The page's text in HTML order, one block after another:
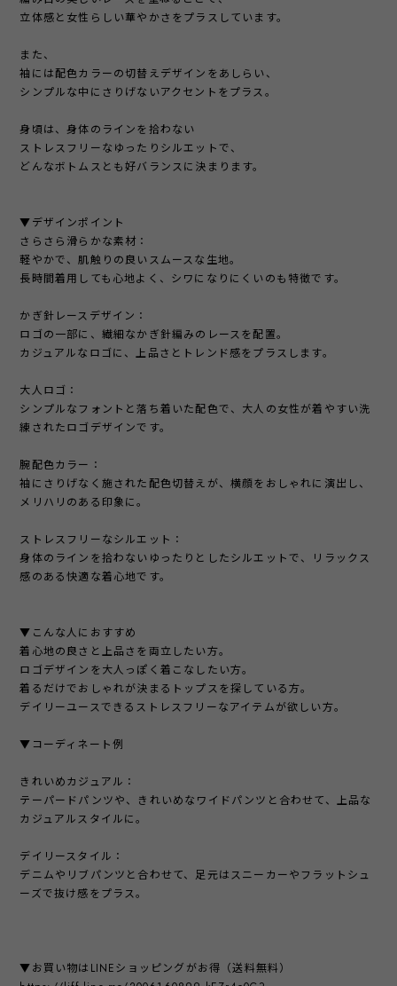
立体感と女性らしい華やかさをプラスしています。
また、
袖には配色カラーの切替えデザインをあしらい、
シンプルな中にさりげないアクセントをプラス。
身頃は、身体のラインを拾わない
ストレスフリーなゆったりシルエットで、
どんなボトムスとも好バランスに決まります。
▼デザインポイント
さらさら滑らかな素材：
軽やかで、肌触りの良いスムースな生地。
長時間着用しても心地よく、シワになりにくいのも特徴です。
かぎ針レースデザイン：
ロゴの一部に、繊細なかぎ針編みのレースを配置。
カジュアルなロゴに、上品さとトレンド感をプラスします。
大人ロゴ：
シンプルなフォントと落ち着いた配色で、大人の女性が着やすい洗
練されたロゴデザインです。
腕配色カラー：
袖にさりげなく施された配色切替えが、横顔をおしゃれに演出し、
メリハリのある印象に。
ストレスフリーなシルエット：
身体のラインを拾わないゆったりとしたシルエットで、リラックス
感のある快適な着心地です。
▼こんな人におすすめ
着心地の良さと上品さを両立したい方。
ロゴデザインを大人っぽく着こなしたい方。
着るだけでおしゃれが決まるトップスを探している方。
デイリーユースできるストレスフリーなアイテムが欲しい方。
▼コーディネート例
きれいめカジュアル：
テーパードパンツや、きれいめなワイドパンツと合わせて、上品な
カジュアルスタイルに。
デイリースタイル：
デニムやリブパンツと合わせて、足元はスニーカーやフラットシュ
ーズで抜け感をプラス。
▼お買い物はLINEショッピングがお得（送料無料）